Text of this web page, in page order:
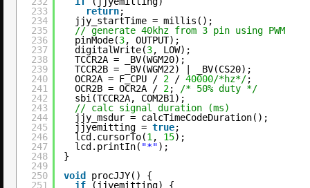
233
234
235
236
237
238
239
240
241
242
243
244
245
246
247
248
249
250
251
return;
jjy_startTime = millis();
// generate 40khz from 3 pin using PWM
pinMode(3, OUTPUT);
digitalWrite(3, LOW);
TCCR2A = _BV(WGM20);
TCCR2B = _BV(WGM22) | _BV(CS20);
OCR2A = F_CPU / 2 / 40000/*hz*/;
OCR2B = OCR2A / 2;
/* 50% duty */
sbi(TCCR2A, COM2B1);
// calc signal duration (ms)
jjy_msdur = calcTimeCodeDuration();
jjyemitting = true;
lcd.cursorTo(1 , 15);
lcd.printIn( "*");
}
void
procJJY() {
if
(jjyemitting) {